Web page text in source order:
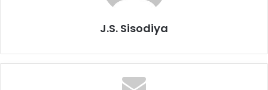
J.S. Sisodiya